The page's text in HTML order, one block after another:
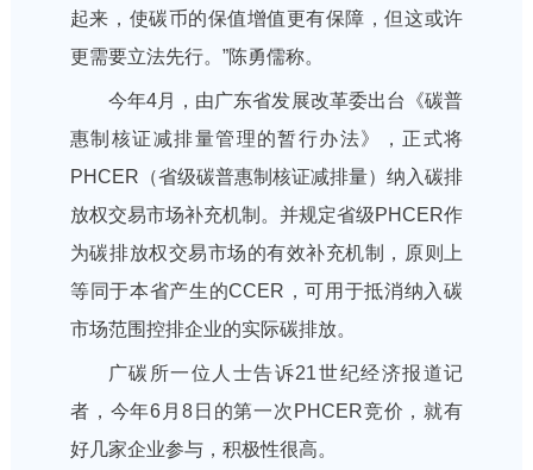
起来，使碳币的保值增值更有保障，但这或许
更需要立法先行。”陈勇儒称。
今年4月，由广东省发展改革委出台《碳普
惠制核证减排量管理的暂行办法》，正式将
PHCER（省级碳普惠制核证减排量）纳入碳排
放权交易市场补充机制。并规定省级PHCER作
为碳排放权交易市场的有效补充机制，原则上
等同于本省产生的CCER，可用于抵消纳入碳
市场范围控排企业的实际碳排放。
广碳所一位人士告诉21世纪经济报道记
者，今年6月8日的第一次PHCER竞价，就有
好几家企业参与，积极性很高。